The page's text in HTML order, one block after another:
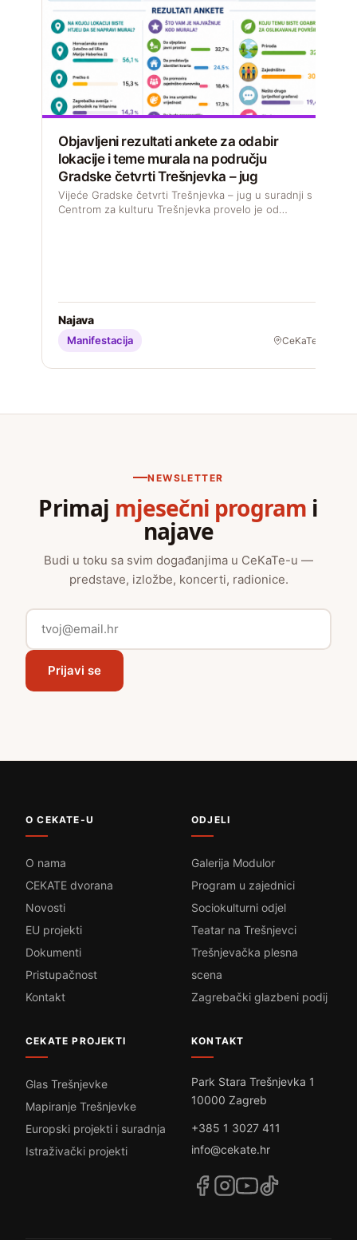
Objavljeni rezultati ankete za odabir
lokacije i teme murala na području
Gradske četvrti Trešnjevka – jug
Vijeće Gradske četvrti Trešnjevka – jug u suradnji s
Centrom za kulturu Trešnjevka provelo je od…
Najava
Manifestacija CeKaTe
NEWSLETTER
Primaj mjesečni program i
najave
Budi u toku sa svim događanjima u CeKaTe-u —
predstave, izložbe, koncerti, radionice.
Prijavi se
O CEKATE-U
O nama
CEKATE dvorana
Novosti
EU projekti
Dokumenti
Pristupačnost
Kontakt
ODJELI
Galerija Modulor
Program u zajednici
Sociokulturni odjel
Teatar na Trešnjevci
Trešnjevačka plesna
scena
Zagrebački glazbeni podij
CEKATE PROJEKTI
Glas Trešnjevke
Mapiranje Trešnjevke
Europski projekti i suradnja
Istraživački projekti
KONTAKT
Park Stara Trešnjevka 1
10000 Zagreb
+385 1 3027 411
info@cekate.hr